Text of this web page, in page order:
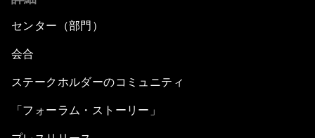
センター（部門）
会合
ステークホルダーのコミュニティ
「フォーラム・ストーリー」